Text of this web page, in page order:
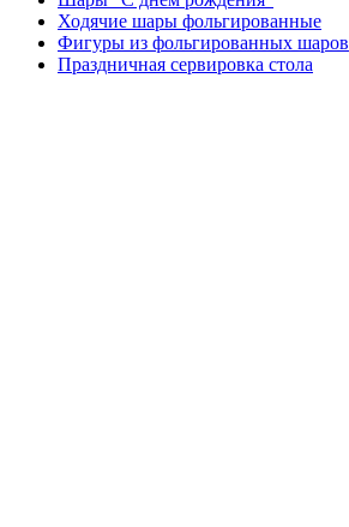
Ходячие шары фольгированные
Фигуры из фольгированных шаров
Праздничная сервировка стола